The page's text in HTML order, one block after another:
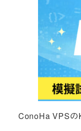
ConoHa VPSの